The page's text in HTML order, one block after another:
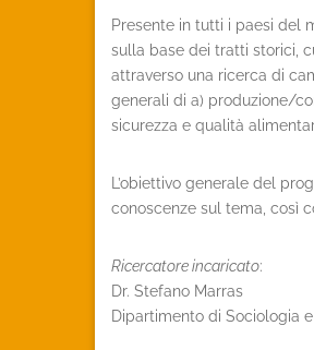
Presente in tutti i paesi del
sulla base dei tratti storici,
attraverso una ricerca di
generali di a) produzione/
sicurezza e qualità
L’obiettivo generale del
conoscenze sul tema, così
Ricercatore incaricato:
Dr. Stefano Marras
Dipartimento di Sociologia